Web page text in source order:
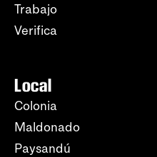
Trabajo
Verifica
Local
Colonia
Maldonado
Paysandú